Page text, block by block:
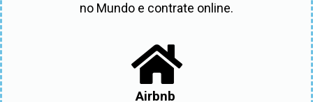
no Mundo e contrate online.
Airbnb